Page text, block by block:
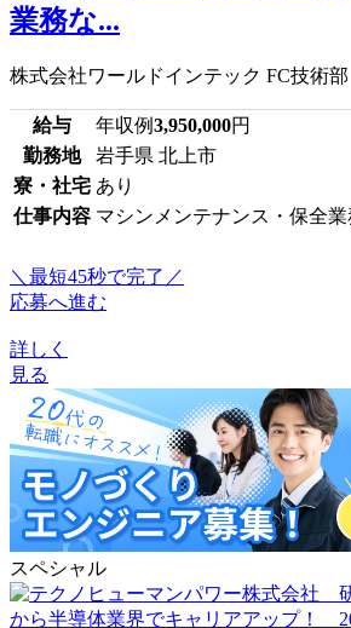
業務な...
株式会社ワールドインテック FC技術部
給与 年収例3,950,000円
勤務地
岩手県 北上市
寮・社宅 あり
仕事内容 マシンメンテナンス・保全
＼最短45秒で完了／
応募へ進む
詳しく
見る
スペシャル